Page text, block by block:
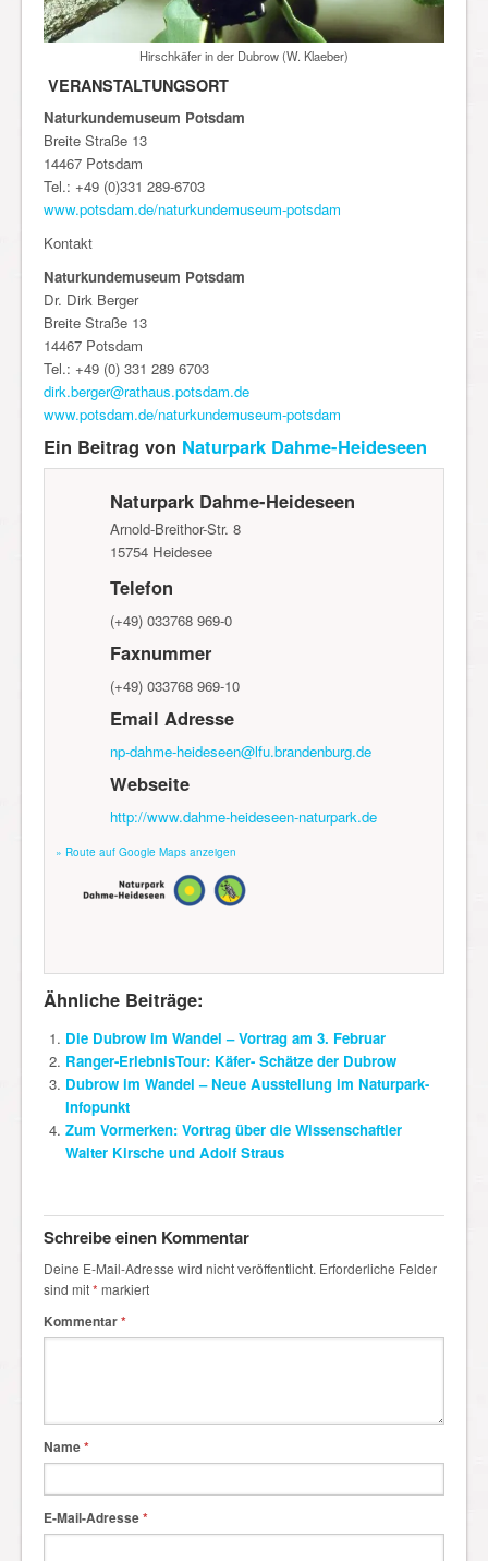
Hirschkäfer in der Dubrow (W. Klaeber)
VERANSTALTUNGSORT
Naturkundemuseum Potsdam
Breite Straße 13
14467 Potsdam
Tel.: +49 (0)331 289-6703
www.potsdam.de/naturkundemuseum-potsdam
Kontakt
Naturkundemuseum Potsdam
Dr. Dirk Berger
Breite Straße 13
14467 Potsdam
Tel.: +49 (0) 331 289 6703
dirk.berger@rathaus.potsdam.de
www.potsdam.de/naturkundemuseum-potsdam
Ein Beitrag von Naturpark Dahme-Heideseen
Naturpark Dahme-Heideseen
Arnold-Breithor-Str. 8
15754 Heidesee
Telefon
(+49) 033768 969-0
Faxnummer
(+49) 033768 969-10
Email Adresse
np-dahme-heideseen@lfu.brandenburg.de
Webseite
http://www.dahme-heideseen-naturpark.de
» Route auf Google Maps anzeigen
Ähnliche Beiträge:
Die Dubrow im Wandel – Vortrag am 3. Februar
Ranger-ErlebnisTour: Käfer- Schätze der Dubrow
Dubrow im Wandel – Neue Ausstellung im Naturpark-
Infopunkt
Zum Vormerken: Vortrag über die Wissenschaftler
Walter Kirsche und Adolf Straus
Schreibe einen Kommentar
Deine E-Mail-Adresse wird nicht veröffentlicht. Erforderliche Felder
sind mit* markiert
Kommentar*
Name*
E-Mail-Adresse*